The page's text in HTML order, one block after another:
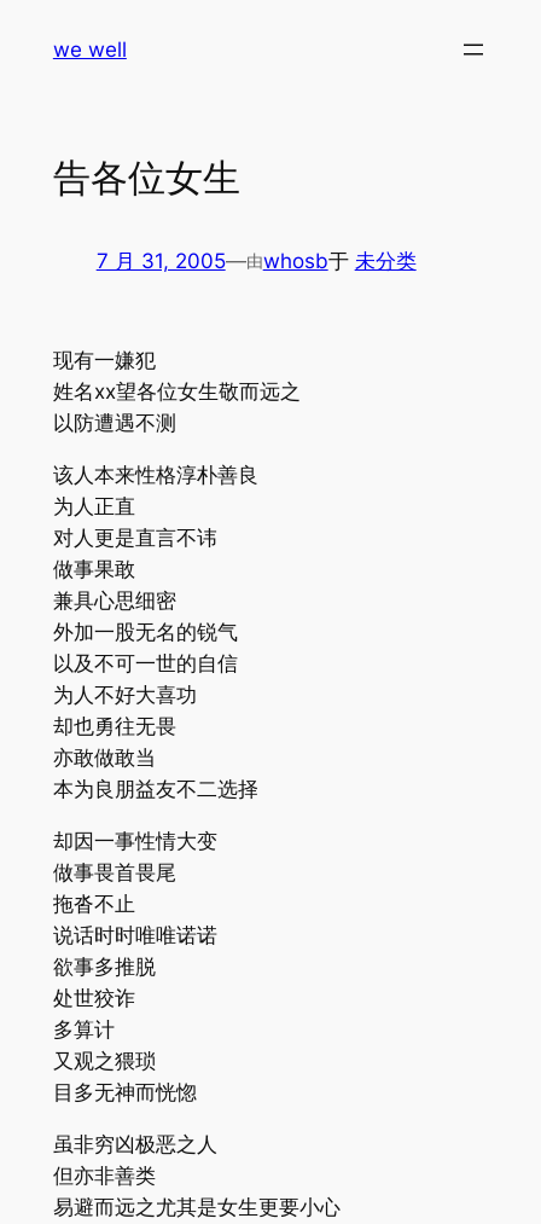
we well
告各位女生
7 月 31, 2005—由whosb于 未分类
现有一嫌犯
姓名xx望各位女生敬而远之
以防遭遇不测
该人本来性格淳朴善良
为人正直
对人更是直言不讳
做事果敢
兼具心思细密
外加一股无名的锐气
以及不可一世的自信
为人不好大喜功
却也勇往无畏
亦敢做敢当
本为良朋益友不二选择
却因一事性情大变
做事畏首畏尾
拖沓不止
说话时时唯唯诺诺
欲事多推脱
处世狡诈
多算计
又观之猥琐
目多无神而恍惚
虽非穷凶极恶之人
但亦非善类
易避而远之尤其是女生更要小心